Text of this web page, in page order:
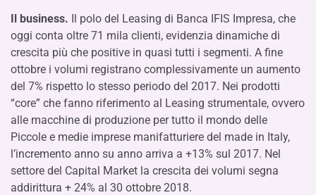
Il business. Il polo del Leasing di Banca IFIS Impresa, che
oggi conta oltre 71 mila clienti, evidenzia dinamiche di
crescita più che positive in quasi tutti i segmenti. A fine
ottobre i volumi registrano complessivamente un aumento
del 7% rispetto lo stesso periodo del 2017. Nei prodotti
“core” che fanno riferimento al Leasing strumentale, ovvero
alle macchine di produzione per tutto il mondo delle
Piccole e medie imprese manifatturiere del made in Italy,
l’incremento anno su anno arriva a +13% sul 2017. Nel
settore del Capital Market la crescita dei volumi segna
addirittura + 24% al 30 ottobre 2018.